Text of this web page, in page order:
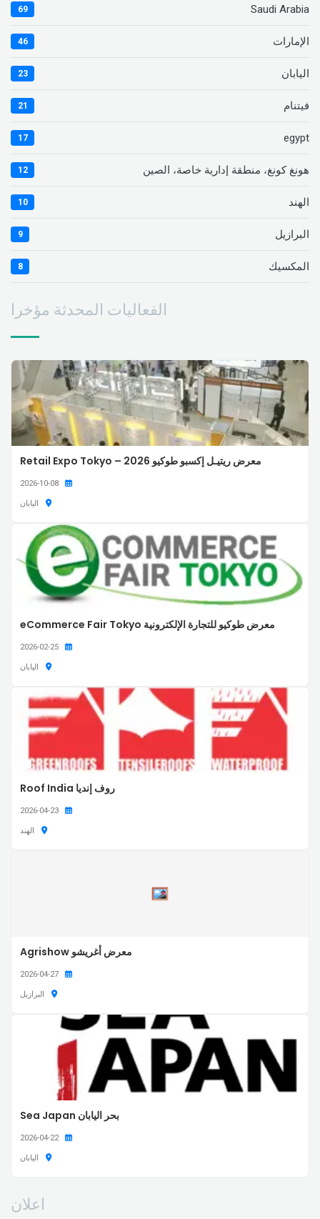
Saudi Arabia
69
الإمارات 46
اليابان 23
فيتنام 21
egypt
17
هونغ كونغ، منطقة إدارية خاصة، الصين 12
الهند 10
البرازيل 9
المكسيك 8
الفعاليات المحدثة مؤخرا
معرض ريتيـل إكسبو طوكيو 2026 – Retail Expo Tokyo
اليابان
معرض طوكيو للتجارة الإلكترونية eCommerce Fair Tokyo
اليابان
روف إنديا Roof India
الهند
معرض أغريشو Agrishow
البرازيل
بحر اليابان Sea Japan
2026-04-22
اليابان
اعلان